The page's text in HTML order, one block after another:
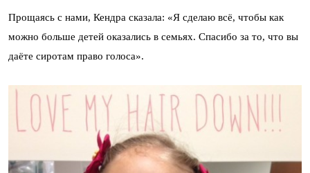
Прощаясь с нами, Кендра сказала: «Я сделаю всё, чтобы как
можно больше детей оказались в семьях. Спасибо за то, что вы
даёте сиротам право голоса».